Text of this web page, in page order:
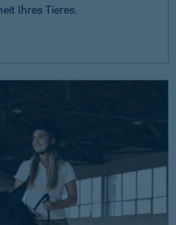
Ihres Tieres.